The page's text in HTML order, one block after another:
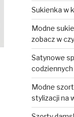
Sukienka w
Modne
zobacz w
Satynowe
codziennych
Modne
stylizacji na